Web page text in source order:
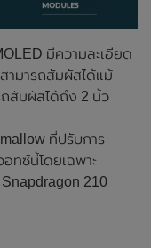
มีความละเอียด
ามารถสัมผัสได้แม้
ถสัมผัสได้ถึง 2 นิ้ว
ที่ปรับการ
ทซ์นี้โดยเฉพาะ
210